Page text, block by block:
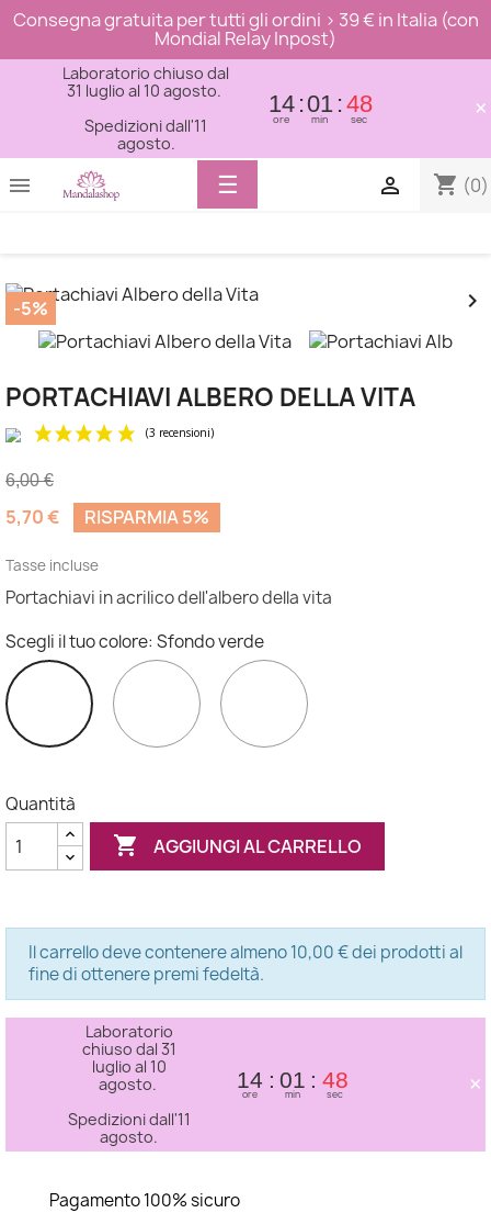
Consegna gratuita per tutti gli ordini > 39 € in Italia (con
Mondial Relay Inpost)
Laboratorio chiuso dal
31 luglio al 10 agosto.
Spedizioni dall'11
agosto.
14
ore
01
min
48
sec ×
 shopping_cart (0)

Toggle
navigation
☰
-5%
 
PORTACHIAVI ALBERO DELLA VITA
(3 recensioni)
6,00 €
5,70 € RISPARMIA 5%
Tasse incluse
Portachiavi in acrilico dell'albero della vita
Scegli il tuo colore: Sfondo verde
Sfondo
verde
Sfondo
bianco
nero
Quantità
 AGGIUNGI AL CARRELLO
Il carrello deve contenere almeno 10,00 € dei prodotti al
fine di ottenere premi fedeltà.
Laboratorio
chiuso dal 31
luglio al 10
agosto.
Spedizioni dall'11
agosto.
14
ore
01
min
48
sec ×
Pagamento 100% sicuro